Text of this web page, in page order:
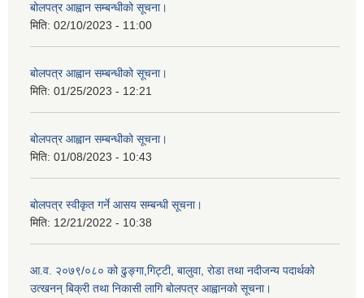
बोलपत्र आह्वान सम्बन्धीको सूचना।
मिति: 02/10/2023 - 11:00
बोलपत्र आह्वान सम्बन्धीको सूचना।
मिति: 01/25/2023 - 12:21
बोलपत्र आह्वान सम्बन्धीको सूचना।
मिति: 01/08/2023 - 10:43
बोलपत्र स्वीकृत गर्ने आसय सम्बन्धी सूचना।
मिति: 12/21/2022 - 10:38
आ.व. २०७९/०८० को ढुङ्गा,गिट्टी, बालुवा, रोडा तथा नदीजन्य पदार्थको
उत्खनन् बिक्री तथा निकासी लागि बोलपत्र आह्वानको सूचना।